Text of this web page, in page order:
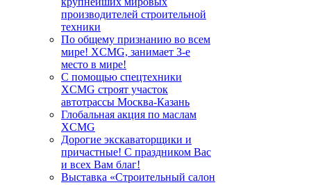
производителей строительной
техники
По общему признанию во всем
мире! XCMG, занимает 3-е
место в мире!
С помощью спецтехники
XCMG строят участок
автотрассы Москва-Казань
Глобальная акция по маслам
XCMG
Дорогие экскаваторщики и
причастные! С праздником Вас
и всех Вам благ!
Выставка «Строительный салон